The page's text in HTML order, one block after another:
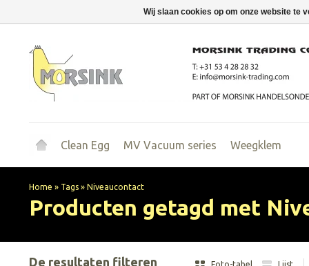
Clean Egg MV Vacuum series Weegklem
Home » Tags » Niveaucontact
Producten getagd met
De resultaten filteren
Wij slaan cookies op om onze website te